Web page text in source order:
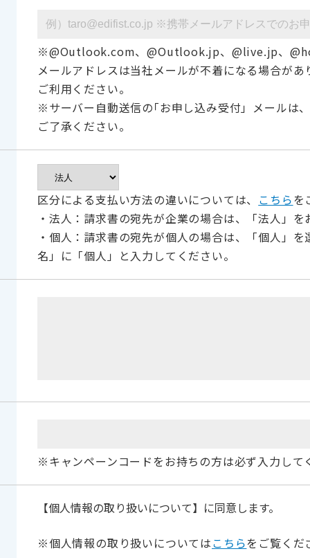
※@Outlook.com、@Outlook.jp、@live.jp、
メールアドレスは当社メールが不着になる場合が
ご利用ください。
※サーバー自動送信の｢お申し込み受付」メールは
ご了承ください。
区分による支払い方法の違いについては、 こちらを
・法人：請求書の宛先が企業の場合は、「法人」
・個人：請求書の宛先が個人の場合は、「個人」
名」に「個人」と入力してください。
※キャンペーンコードをお持ちの方は必ず入力して
【個人情報の取り扱いについて】に同意します。
※個人情報の取り扱いについてはこちらをご覧くだ